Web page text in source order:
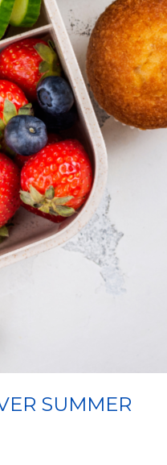
SUMMER